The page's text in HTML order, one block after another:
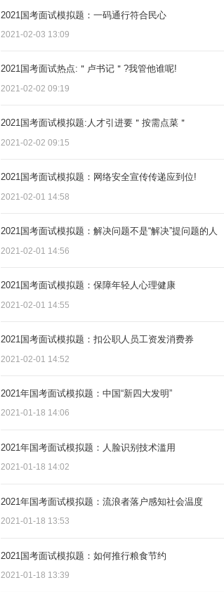
2021国考面试模拟题：一码通行符合民心
2021-02-03 13:09
2021国考面试热点:＂卢书记＂?我管他谁呢!
2021-02-02 09:19
2021国考面试模拟题:人才引进要＂按需点菜＂
2021-02-02 09:15
2021国考面试模拟题：网络安全宣传传递应到位!
2021-02-01 14:58
2021国考面试模拟题：解决问题不是“解决”提问题的人
2021-02-01 14:56
2021国考面试模拟题：保障年轻人心理健康
2021-02-01 14:55
2021国考面试模拟题：扣公职人员工资发消费券
2021-02-01 14:52
2021年国考面试模拟题：中国“新四大发明”
2021-01-18 14:06
2021年国考面试模拟题：人脸识别技术滥用
2021-01-18 14:02
2021年国考面试模拟题：流浪者落户感知社会温度
2021-01-18 13:53
2021国考面试模拟题：如何推行粮食节约
2021-01-18 13:39